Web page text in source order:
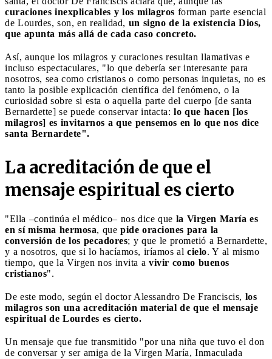
curaciones inexplicables y los milagros forman parte esencial
de Lourdes, son, en realidad, un signo de la existencia Dios,
que apunta más allá de cada caso concreto.
Así, aunque los milagros y curaciones resultan llamativas e
incluso espectaculares, "lo que debería ser interesante para
nosotros, sea como cristianos o como personas inquietas, no es
tanto la posible explicación científica del fenómeno, o la
curiosidad sobre si esta o aquella parte del cuerpo [de santa
Bernardette] se puede conservar intacta: lo que hacen [los
milagros] es invitarnos a que pensemos en lo que nos dice
santa Bernardete".
La acreditación de que el
mensaje espiritual es cierto
"Ella –continúa el médico– nos dice que la Virgen María es
en sí misma hermosa, que pide oraciones para la
conversión de los pecadores; y que le prometió a Bernardette,
y a nosotros, que si lo hacíamos, iríamos al cielo. Y al mismo
tiempo, que la Virgen nos invita a vivir como buenos
cristianos".
De este modo, según el doctor Alessandro De Franciscis, los
milagros son una acreditación material de que el mensaje
espiritual de Lourdes es cierto.
Un mensaje que fue transmitido "por una niña que tuvo el don
de conversar y ser amiga de la Virgen María, Inmaculada